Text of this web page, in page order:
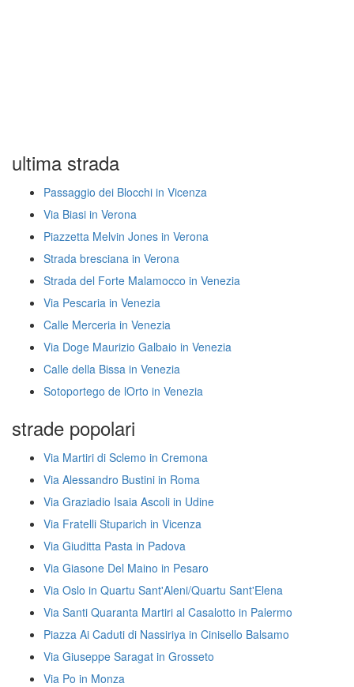
ultima strada
Passaggio dei Blocchi in Vicenza
Via Biasi in Verona
Piazzetta Melvin Jones in Verona
Strada bresciana in Verona
Strada del Forte Malamocco in Venezia
Via Pescaria in Venezia
Calle Merceria in Venezia
Via Doge Maurizio Galbaio in Venezia
Calle della Bissa in Venezia
Sotoportego de lOrto in Venezia
strade popolari
Via Martiri di Sclemo in Cremona
Via Alessandro Bustini in Roma
Via Graziadio Isaia Ascoli in Udine
Via Fratelli Stuparich in Vicenza
Via Giuditta Pasta in Padova
Via Giasone Del Maino in Pesaro
Via Oslo in Quartu Sant'Aleni/Quartu Sant'Elena
Via Santi Quaranta Martiri al Casalotto in Palermo
Piazza Ai Caduti di Nassiriya in Cinisello Balsamo
Via Giuseppe Saragat in Grosseto
Via Po in Monza